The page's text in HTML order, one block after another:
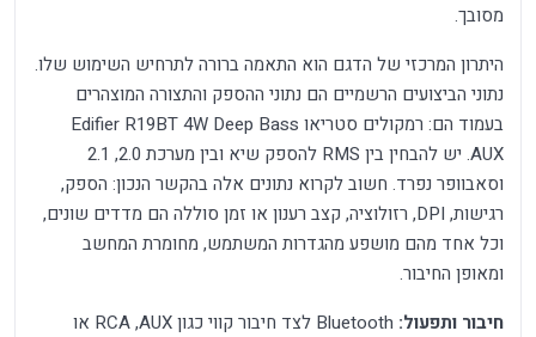
מסובך.
היתרון המרכזי של הדגם הוא התאמה ברורה לתרחיש השימוש שלו.
נתוני הביצועים הרשמיים הם נתוני ההספק והתצורה המוצהרים
בעמוד הם: רמקולים סטריאו Edifier R19BT 4W Deep Bass
AUX. יש להבחין בין RMS להספק שיא ובין מערכת 2.0, ‏2.1
וסאבוופר נפרד. חשוב לקרוא נתונים אלה בהקשר הנכון: הספק,
רגישות, DPI, רזולוציה, קצב רענון או זמן סוללה הם מדדים שונים,
וכל אחד מהם מושפע מהגדרות המשתמש, מחומרת המחשב
ומאופן החיבור.
חיבור ותפעול:
Bluetooth לצד חיבור קווי כגון AUX, ‏RCA או